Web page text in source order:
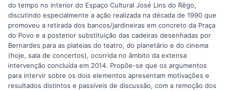
do tempo no interior do Espaço Cultural José Lins do Rêgo,
discutindo especialmente a ação realizada na década de 1990 que
promoveu a retirada dos bancos/jardineiras em concreto da Praça
do Povo e a posterior substituição das cadeiras desenhadas por
Bernardes para as plateias do teatro, do planetário e do cinema
(hoje, sala de concertos), ocorrida no âmbito da extensa
intervenção concluída em 2014. Propõe-se que os argumentos
para intervir sobre os dois elementos apresentam motivações e
resultados distintos e passíveis de discussão, com a remoção dos